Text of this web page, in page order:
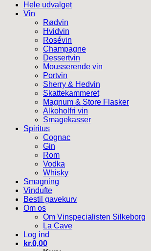
Hele udvalget
Vin
Rødvin
Hvidvin
Rosévin
Champagne
Dessertvin
Mousserende vin
Portvin
Sherry & Hedvin
Skattekammeret
Magnum & Store Flasker
Alkoholfri vin
Smagekasser
Spiritus
Cognac
Gin
Rom
Vodka
Whisky
Smagning
Vindufte
Bestil gavekurv
Om os
Om Vinspecialisten Silkeborg
La Cave
Log ind
kr.0,00